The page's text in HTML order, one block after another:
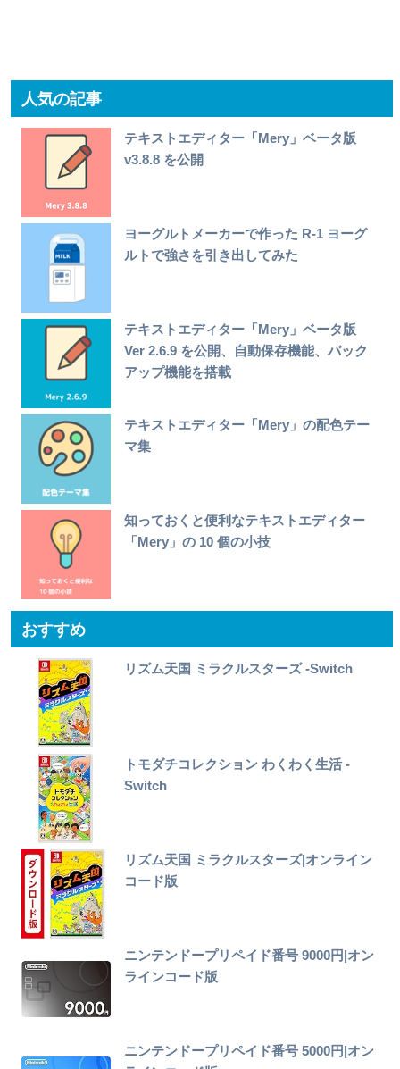
人気の記事
テキストエディター「Mery」ベータ版
v3.8.8 を公開
ヨーグルトメーカーで作った R-1 ヨーグ
ルトで強さを引き出してみた
テキストエディター「Mery」ベータ版
Ver 2.6.9 を公開、自動保存機能、バック
アップ機能を搭載
テキストエディター「Mery」の配色テー
マ集
知っておくと便利なテキストエディター
「Mery」の 10 個の小技
おすすめ
リズム天国 ミラクルスターズ -Switch
トモダチコレクション わくわく生活 -
Switch
リズム天国 ミラクルスターズ|オンライン
コード版
ニンテンドープリペイド番号 9000円|オン
ラインコード版
ニンテンドープリペイド番号 5000円|オン